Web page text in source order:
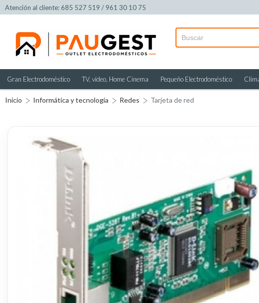
Atención al cliente: 685 527 519 / 961 30 10 75
Gran Electrodoméstico TV, vídeo, Home Cinema Pequeño Electrodoméstico
Inicio Informática y tecnología Redes Tarjeta de red